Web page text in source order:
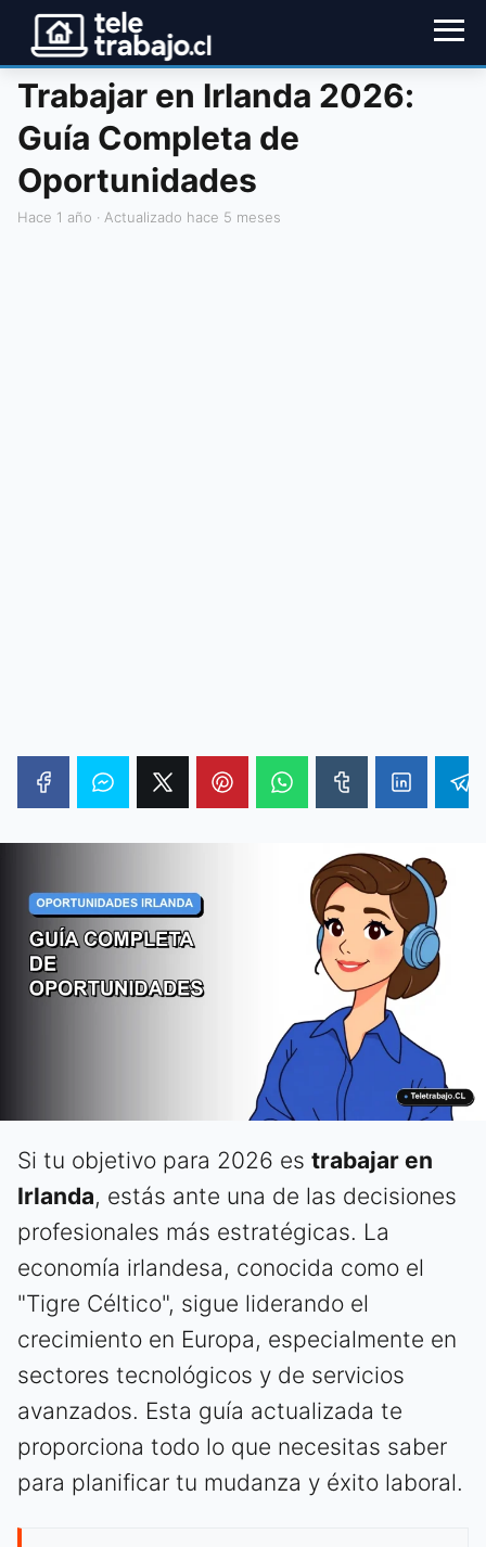
Trabajar en Irlanda 2026:
Guía Completa de
Oportunidades
hace 1 año · Actualizado hace 5 meses
Si tu objetivo para 2026 es trabajar en
Irlanda, estás ante una de las decisiones
profesionales más estratégicas. La
economía irlandesa, conocida como el
"Tigre Céltico", sigue liderando el
crecimiento en Europa, especialmente en
sectores tecnológicos y de servicios
avanzados. Esta guía actualizada te
proporciona todo lo que necesitas saber
para planificar tu mudanza y éxito laboral.